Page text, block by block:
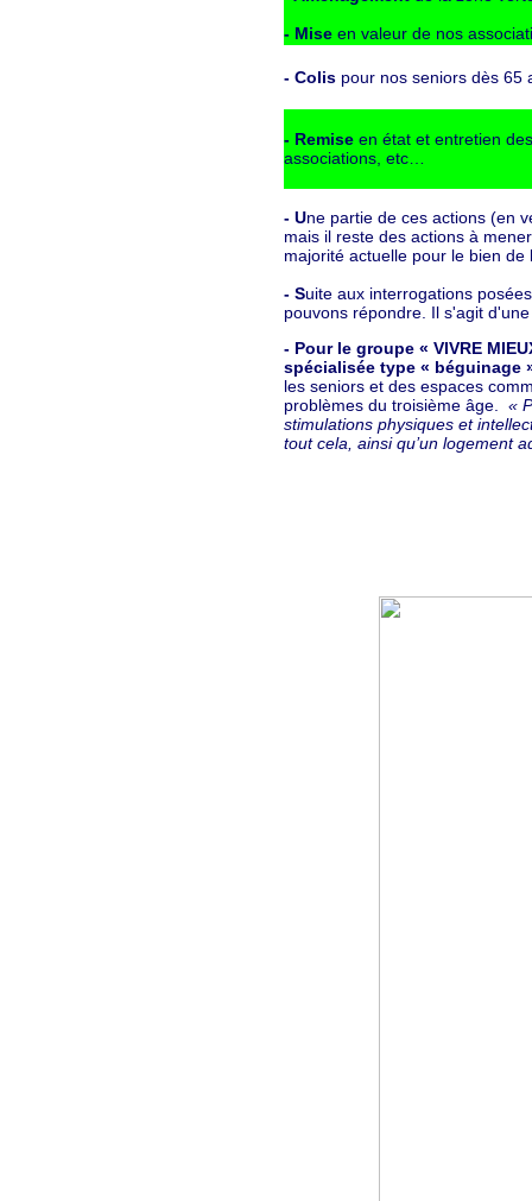
- Mise en valeur de nos
- Colis pour nos seniors dès 65
- Remise en état et entretien
associations, etc…
- Une partie de ces actions (en
mais il reste des actions à
majorité actuelle pour le bien
- Suite aux interrogations
pouvons répondre. Il s'agit
- Pour le groupe « VIVRE
spécialisée type « béguinage
les seniors et des espaces
problèmes du troisième âge. «
stimulations physiques et
tout cela, ainsi qu’un logement